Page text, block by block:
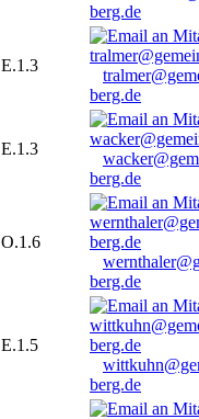
berg.de
E.1.3
berg.de
E.1.3
berg.de
O.1.6
berg.de
E.1.5
berg.de